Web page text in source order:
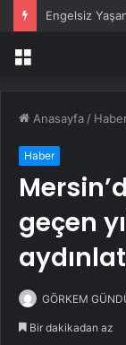
Engelsiz
Menü
Anasayfa /
Haber
geçen
GÖRKEM
Bir dakikadan az